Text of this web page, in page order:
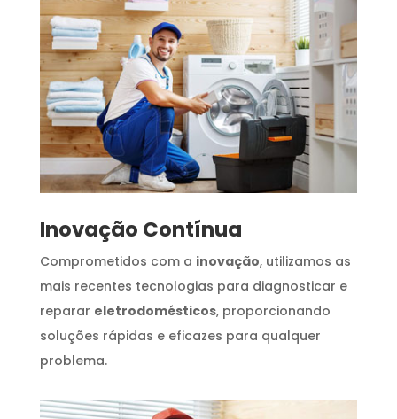
Inovação Contínua
Comprometidos com a inovação, utilizamos as
mais recentes tecnologias para diagnosticar e
reparar eletrodomésticos, proporcionando
soluções rápidas e eficazes para qualquer
problema.